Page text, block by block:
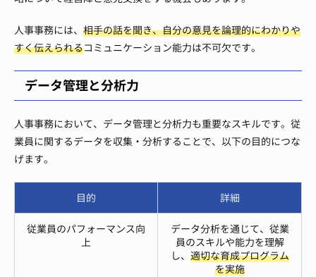
人事事務には、 相手の話を聞き、自分の意見を論理的にわかりや
すく伝えられるコミュニケーション能力は不可欠です。
データ管理と分析力
人事事務において、データ管理と分析力も重要なスキルです。従
業員に関するデータを収集・分析することで、以下の目的につな
げます。
目的 詳細
従業員のパフォーマンス向
上
データ分析を通じて、従業
員のスキルや能力を理解
し、 適切な育成プログラム
を実施